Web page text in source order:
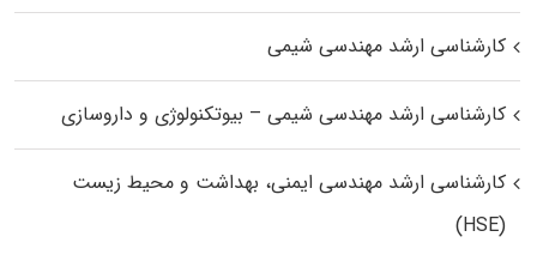
کارشناسی ارشد مهندسی شیمی
کارشناسی ارشد مهندسی شیمی – بیوتکنولوژی و داروسازی
کارشناسی ارشد مهندسی ایمنی، بهداشت و محیط زیست
(HSE)